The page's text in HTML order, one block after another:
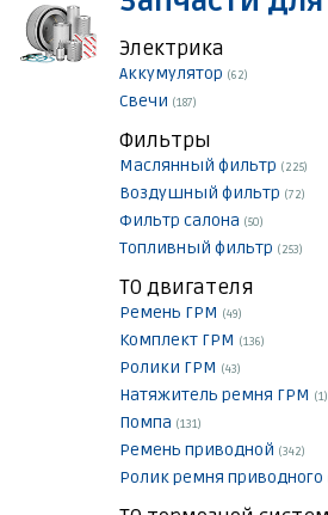
Электрика
Аккумулятор (62)
Свечи (187)
Фильтры
Маслянный фильтр (225)
Воздушный фильтр (72)
Фильтр салона (50)
Топливный фильтр (253)
ТО двигателя
Ремень ГРМ (49)
Комплект ГРМ (136)
Ролики ГРМ (43)
Натяжитель ремня ГРМ (1)
Помпа (131)
Ремень приводной (342)
Ролик ремня приводного